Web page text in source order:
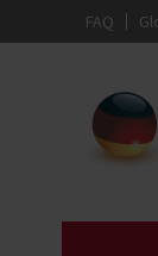
FAQ